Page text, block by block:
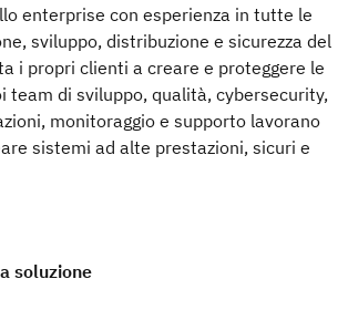
enterprise con esperienza in tutte le
sviluppo, distribuzione e sicurezza del
i propri clienti a creare e proteggere le
team di sviluppo, qualità, cybersecurity,
monitoraggio e supporto lavorano
sistemi ad alte prestazioni, sicuri e
soluzione